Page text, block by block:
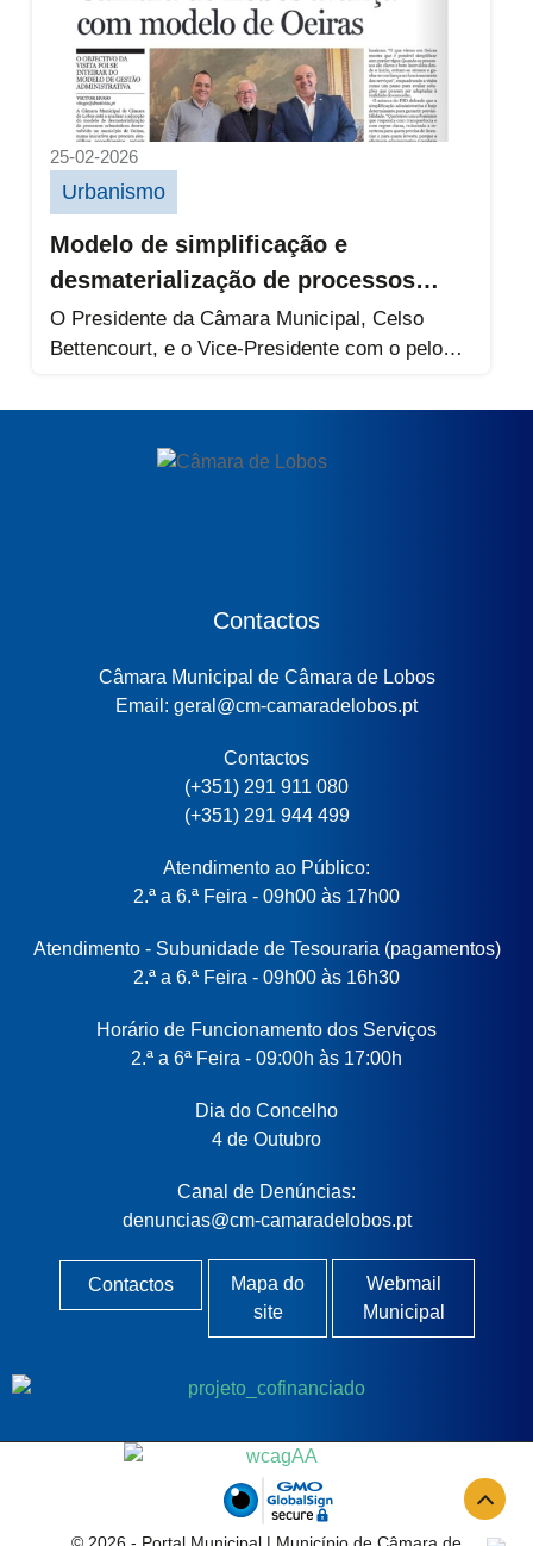
25-02-2026
Urbanismo
Modelo de simplificação e
desmaterialização de processos
urbanísticos
O Presidente da Câmara Municipal, Celso
Bettencourt, e o Vice-Presidente com o pelouro
Contactos
Câmara Municipal de Câmara de Lobos
Email: geral@cm-camaradelobos.pt
Contactos
(+351) 291 911 080
(+351) 291 944 499
Atendimento ao Público:
2.ª a 6.ª Feira - 09h00 às 17h00
Atendimento - Subunidade de Tesouraria (pagamentos)
2.ª a 6.ª Feira - 09h00 às 16h30
Horário de Funcionamento dos Serviços
2.ª a 6ª Feira - 09:00h às 17:00h
Dia do Concelho
4 de Outubro
Canal de Denúncias:
denuncias@cm-camaradelobos.pt
Contactos
Mapa do
site
Webmail
Municipal